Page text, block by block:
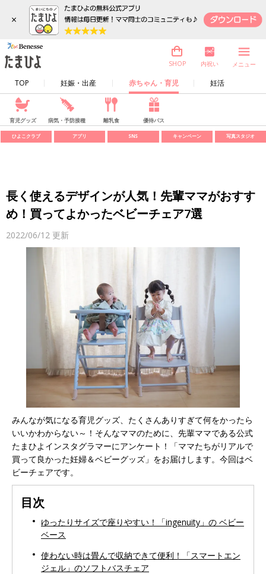
×
TOP 妊娠・出産 赤ちゃん・育児 妊活
SHOP 内祝い メニュー
育児グッズ 病気・予防接種 離乳食 優待パス
ひよこクラブ アプリ SNS キャンペーン 写真スタジオ
長く使えるデザインが人気！先輩ママがおすす
め！買ってよかったベビーチェア7選
2022/06/12 更新
みんなが気になる育児グッズ、たくさんありすぎて何をかったら
いいかわからない～！そんなママのために、先輩ママである公式
たまひよインスタグラマーにアンケート！「ママたちがリアルで
買って良かった妊婦＆ベビーグッズ」をお届けします。今回はベ
ビーチェアです。
目次
ゆったりサイズで座りやすい！「ingenuity」の ベビー
ベース
使わない時は畳んで収納できて便利！「スマートエン
ジェル」のソフトバスチェア